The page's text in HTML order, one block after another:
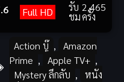
Full HD รับ
ชม
2,465
ครั้ง
Action บู๊ ,
Amazon
Prime , Apple TV+ ,
Mystery ลึกลับ ,
หนัง